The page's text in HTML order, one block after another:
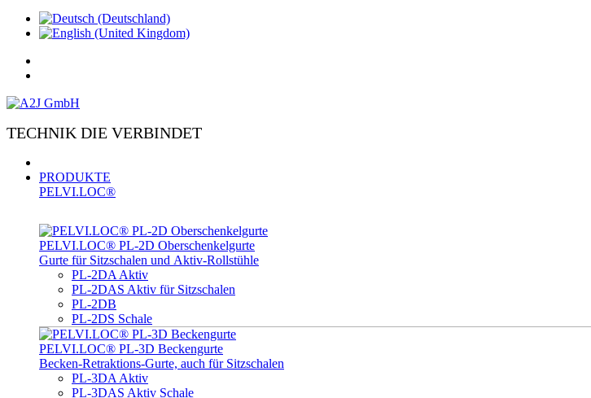
TECHNIK DIE VERBINDET
PRODUKTE
PELVI.LOC®
PELVI.LOC® PL-­2D Oberschenkelgurte
Gurte für Sitzschalen und Aktiv-Rollstühle
PL-2DA Aktiv
PL-2DAS Aktiv für Sitzschalen
PL-2DB
PL-2DS Schale
PELVI.LOC® PL-3D Beckengurte
Becken-Retraktions-Gurte, auch für Sitzschalen
PL-3DA Aktiv
PL-3DAS Aktiv Schale